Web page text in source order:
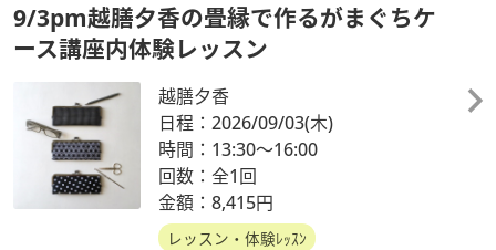
9/3pm越膳夕香の畳縁で作るがまぐちケ
ース講座内体験レッスン
越膳夕香
日程：2026/09/03(木)
時間：13:30～16:00
回数：全1回
金額：8,415円
レッスン・体験ﾚｯｽﾝ